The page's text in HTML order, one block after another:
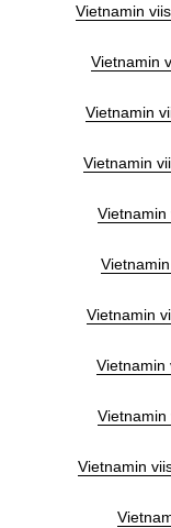
Vietnamin
Vietnamin
Vietnamin
Vietnamin
Vietnamin
Vietnamin
Vietnamin
Vietnamin
Vietnamin